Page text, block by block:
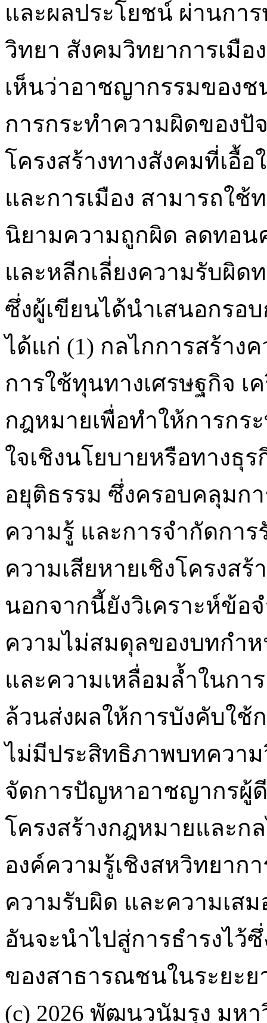
และผลประโยชน์ ผ่านกา
วิทยา สังคมวิทยาการเมื
เห็นว่าอาชญากรรมของ
การกระทำความผิดของปั
โครงสร้างทางสังคมที่เอื้
และการเมือง สามารถใ
นิยามความถูกผิด ลดทอน
และหลีกเลี่ยงความรับผิด
ซึ่งผู้เขียนได้นำเสนอกรอ
ได้แก่ (1) กลไกการสร้าง
การใช้ทุนทางเศรษฐกิจ
กฎหมายเพื่อทำให้การกร
ใจเชิงนโยบายหรือทางธุ
อยุติธรรม ซึ่งครอบคลุมก
ความรู้ และการจำกัดกา
ความเสียหายเชิงโครงสร้
นอกจากนี้ยังวิเคราะห์ข้อ
ความไม่สมดุลของบทกำ
และความเหลื่อมล้ำในกา
ล้วนส่งผลให้การบังคับใ
ไม่มีประสิทธิภาพบทความ
จัดการปัญหาอาชญากรผู้
โครงสร้างกฎหมายและ
องค์ความรู้เชิงสหวิทยาก
ความรับผิด และความเส
อันจะนำไปสู่การธำรงไว้
ของสาธารณชนในระยะย
(c) 2026 พัฒนวนัมรุง มห